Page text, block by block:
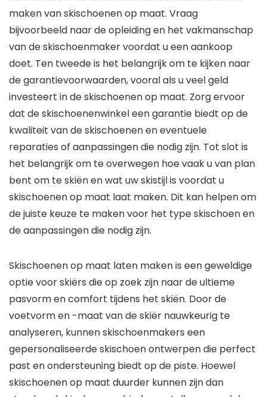
maken van skischoenen op maat. Vraag
bijvoorbeeld naar de opleiding en het vakmanschap
van de skischoenmaker voordat u een aankoop
doet. Ten tweede is het belangrijk om te kijken naar
de garantievoorwaarden, vooral als u veel geld
investeert in de skischoenen op maat. Zorg ervoor
dat de skischoenenwinkel een garantie biedt op de
kwaliteit van de skischoenen en eventuele
reparaties of aanpassingen die nodig zijn. Tot slot is
het belangrijk om te overwegen hoe vaak u van plan
bent om te skiën en wat uw skistijl is voordat u
skischoenen op maat laat maken. Dit kan helpen om
de juiste keuze te maken voor het type skischoen en
de aanpassingen die nodig zijn.
Skischoenen op maat laten maken is een geweldige
optie voor skiërs die op zoek zijn naar de ultieme
pasvorm en comfort tijdens het skiën. Door de
voetvorm en -maat van de skiër nauwkeurig te
analyseren, kunnen skischoenmakers een
gepersonaliseerde skischoen ontwerpen die perfect
past en ondersteuning biedt op de piste. Hoewel
skischoenen op maat duurder kunnen zijn dan